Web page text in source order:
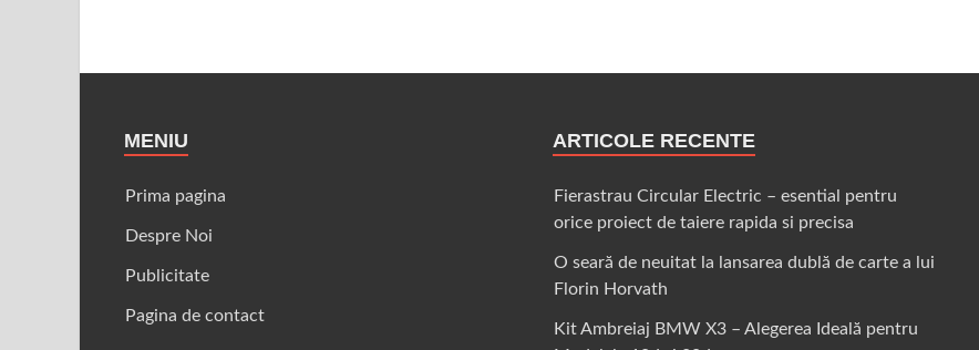
MENIU
Prima pagina
Despre Noi
Publicitate
Pagina de contact
ARTICOLE RECENTE
Fierastrau Circular Electric – esential pentru
orice proiect de taiere rapida si precisa
O seară de neuitat la lansarea dublă de carte a lui
Florin Horvath
Kit Ambreiaj BMW X3 – Alegerea Ideală pentru